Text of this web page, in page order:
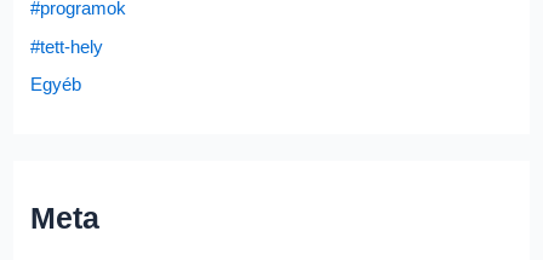
#programok
#tett-hely
Egyéb
Meta